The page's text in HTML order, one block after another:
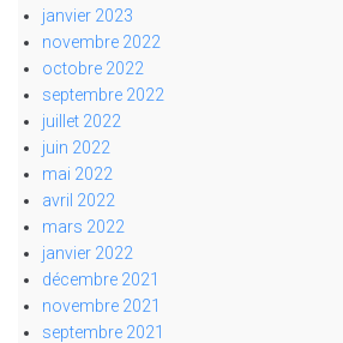
janvier 2023
novembre 2022
octobre 2022
septembre 2022
juillet 2022
juin 2022
mai 2022
avril 2022
mars 2022
janvier 2022
décembre 2021
novembre 2021
septembre 2021